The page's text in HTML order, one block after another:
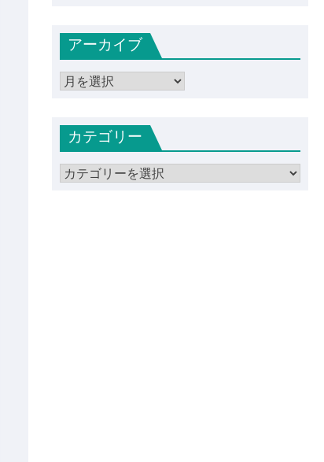
アーカイブ
ア
イ
ブ
カテゴリー
カ